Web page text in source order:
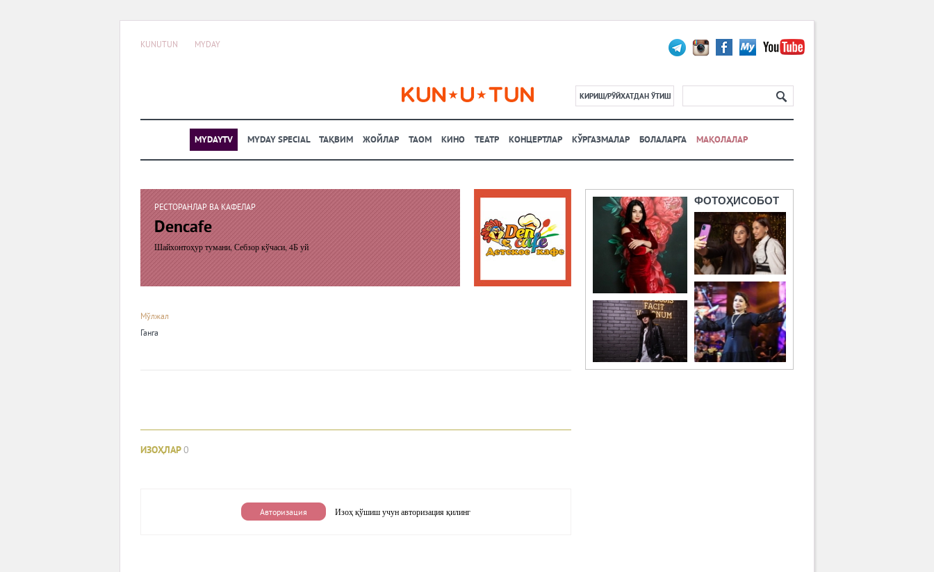
KUNUTUN MYDAY
КИРИШ/РЎЙХАТДАН ЎТИШ
MYDAYTV MYDAY SPECIAL ТАҚВИМ ЖОЙЛАР ТАОМ КИНО ТЕАТР КОНЦЕРТЛАР КЎРГАЗМАЛАР БОЛАЛАРГА МАҚОЛАЛАР
РЕСТОРАНЛАР ВА КАФЕЛАР
Dencafe
Шайхонтоҳур тумани, Себзор кўчаси, 4Б уй
Мўлжал
Ганга
ИЗОҲЛАР0
Авторизация Изоҳ қўшиш учун авторизация қилинг
ФОТОҲИСОБОТ